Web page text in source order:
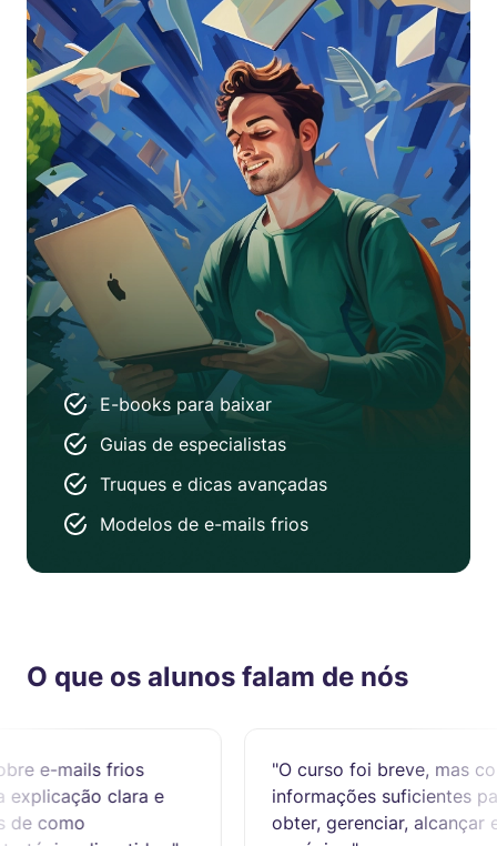
E-books para baixar
Guias de especialistas
Truques e dicas avançadas
Modelos de e-mails frios
O que os alunos falam de nós
frios
clara e
"O curso foi breve, mas com
informações suficientes para
obter, gerenciar, alcançar e fechar